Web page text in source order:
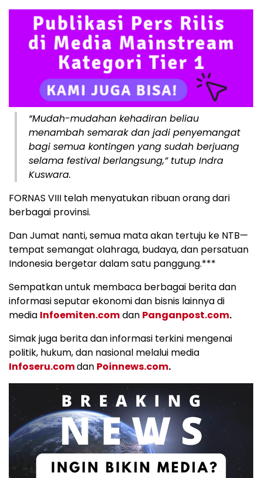
“Mudah-mudahan kehadiran beliau
menambah semarak dan jadi penyemangat
bagi semua kontingen yang sudah berjuang
selama festival berlangsung,” tutup Indra
Kuswara.
FORNAS VIII telah menyatukan ribuan orang dari
berbagai provinsi.
Dan Jumat nanti, semua mata akan tertuju ke NTB—
tempat semangat olahraga, budaya, dan persatuan
Indonesia bergetar dalam satu panggung.***
Sempatkan untuk membaca berbagai berita dan
informasi seputar ekonomi dan bisnis lainnya di
media Infoemiten.comdan Panganpost.com.
Simak juga berita dan informasi terkini mengenai
politik, hukum, dan nasional melalui media
Infoseru.comdan Poinnews.com.